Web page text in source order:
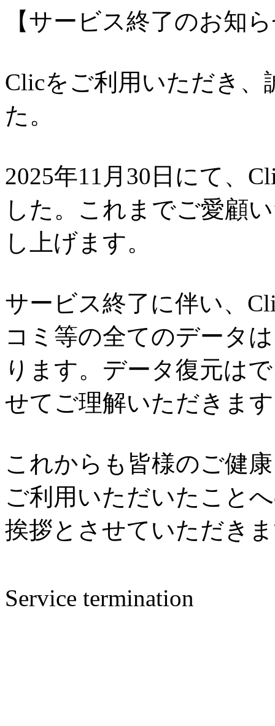
【サービス終了のお知
Clicをご利用いただき
た。
2025年11月30日にて、
した。これまでご愛顧
し上げます。
サービス終了に伴い、
コミ等の全てのデータ
ります。データ復元は
せてご理解いただきま
これからも皆様のご健
ご利用いただいたこと
挨拶とさせていただき
Service termination